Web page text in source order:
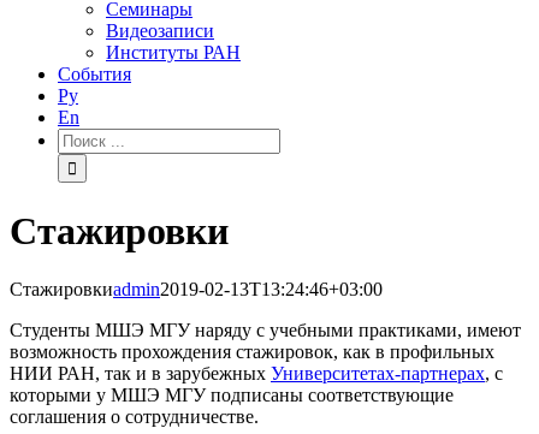
Семинары
Видеозаписи
Институты РАН
События
Ру
En
Результат
поиска:
Стажировки
Стажировкиadmin2019-02-13T13:24:46+03:00
Студенты МШЭ МГУ наряду с учебными практиками, имеют
возможность прохождения стажировок, как в профильных
НИИ РАН, так и в зарубежных Университетах-партнерах, с
которыми у МШЭ МГУ подписаны соответствующие
соглашения о сотрудничестве.